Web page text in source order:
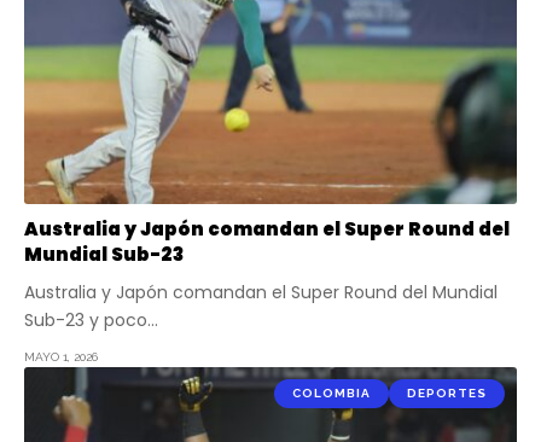
Australia y Japón comandan el Super Round del
Mundial Sub-23
Australia y Japón comandan el Super Round del Mundial
Sub-23 y poco…
MAYO 1, 2026
COLOMBIA DEPORTES